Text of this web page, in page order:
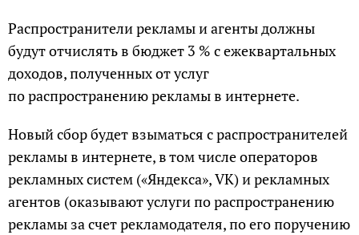
Распространители рекламы и агенты должны
будут отчислять в бюджет 3 % с ежеквартальных
доходов, полученных от услуг
по распространению рекламы в интернете.
Новый сбор будет взыматься с распространителей
рекламы в интернете, в том числе операторов
рекламных систем («Яндекса», VK) и рекламных
агентов (оказывают услуги по распространению
рекламы за счет рекламодателя, по его поручению